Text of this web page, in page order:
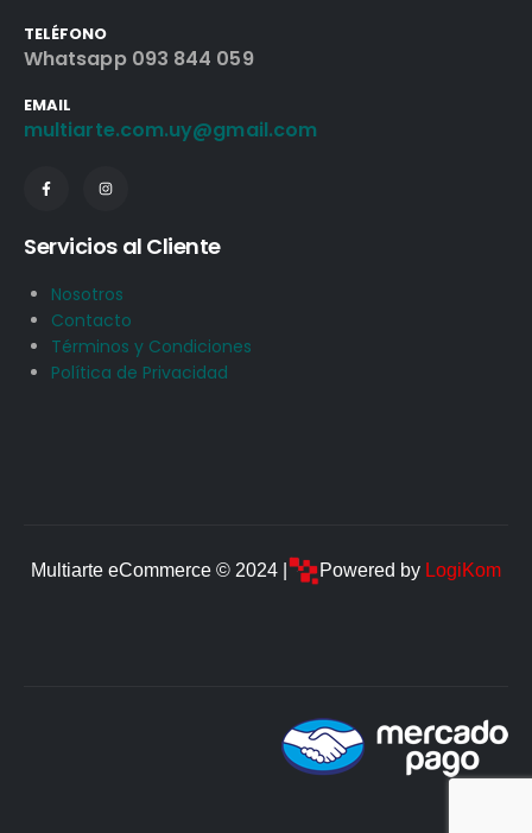
TELÉFONO
Whatsapp 093 844 059
EMAIL
multiarte.com.uy@gmail.com
Servicios al Cliente
Nosotros
Contacto
Términos y Condiciones
Política de Privacidad
Multiarte eCommerce © 2024 | Powered by LogiKom